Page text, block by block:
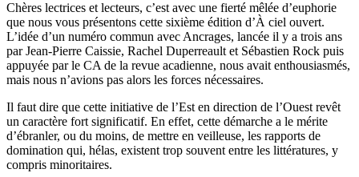
Chères lectrices et lecteurs, c’est avec une fierté mêlée d’euphorie
que nous vous présentons cette sixième édition d’À ciel ouvert.
L’idée d’un numéro commun avec Ancrages, lancée il y a trois ans
par Jean-Pierre Caissie, Rachel Duperreault et Sébastien Rock puis
appuyée par le CA de la revue acadienne, nous avait enthousiasmés,
mais nous n’avions pas alors les forces nécessaires.
Il faut dire que cette initiative de l’Est en direction de l’Ouest revêt
un caractère fort significatif. En effet, cette démarche a le mérite
d’ébranler, ou du moins, de mettre en veilleuse, les rapports de
domination qui, hélas, existent trop souvent entre les littératures, y
compris minoritaires.